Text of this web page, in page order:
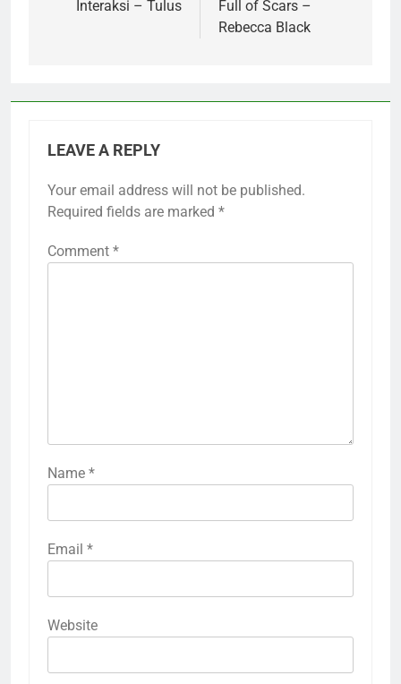
Interaksi – Tulus
Full of Scars –
Rebecca Black
LEAVE A REPLY
Your email address will not be published.
Required fields are marked *
Comment *
Name *
Email *
Website